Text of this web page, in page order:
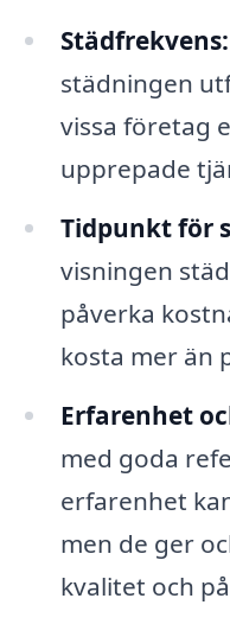
Städfrekvens:
städningen
vissa företag
upprepade
Tidpunkt för
visningen
påverka
kosta mer än
Erfarenhet
med goda
erfarenhet
men de ger
kvalitet och